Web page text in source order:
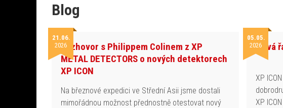
Blog
21.06.
2026Rozhovor s Philippem Colinem z XP
METAL DETECTORS o nových detektorech
XP ICON
Na březnové expedici ve Střední Asii jsme dostali
mimořádnou možnost přednostně otestovat nový
05.05.
2026Nová
XP
XP